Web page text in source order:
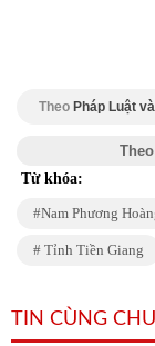
Theo Pháp Luật
Từ khóa:
Nam Phương
Tỉnh Tiền Giang
TIN CÙNG